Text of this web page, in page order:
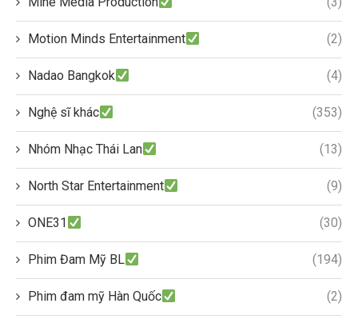
Motion Minds Entertainment (2)
Nadao Bangkok (4)
Nghệ sĩ khác (353)
Nhóm Nhạc Thái Lan (13)
North Star Entertainment (9)
ONE31 (30)
Phim Đam Mỹ BL (194)
Phim đam mỹ Hàn Quốc (2)